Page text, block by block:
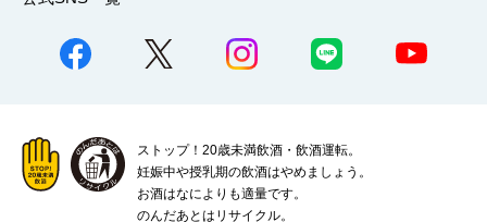
ストップ！20歳未満飲酒・飲酒運転。
妊娠中や授乳期の飲酒はやめましょう。
お酒はなによりも適量です。
のんだあとはリサイクル。